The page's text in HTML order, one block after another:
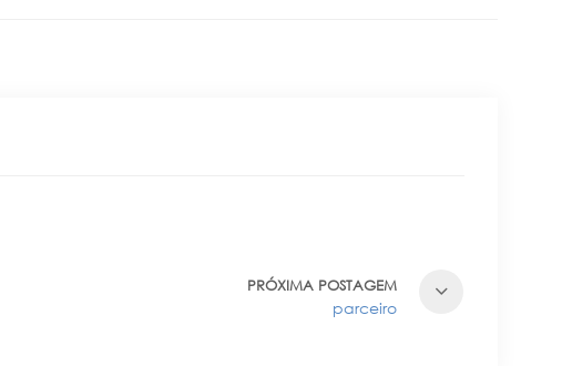
PRÓXIMA POSTAGEM
parceiro